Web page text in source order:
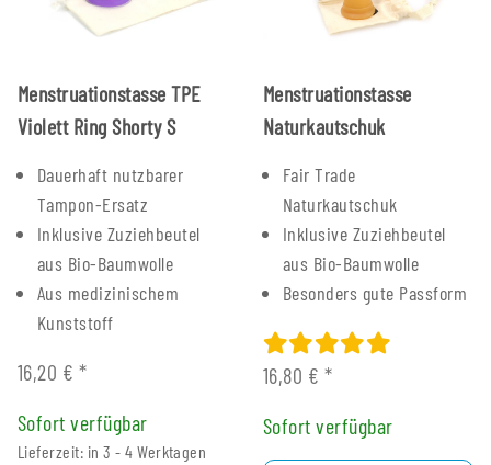
Menstruationstasse TPE
Violett Ring Shorty S
Dauerhaft nutzbarer
Tampon-Ersatz
Inklusive Zuziehbeutel
aus Bio-Baumwolle
Aus medizinischem
Kunststoff
16,20 € *
Sofort verfügbar
Lieferzeit: in 3 - 4 Werktagen
Menstruationstasse
Naturkautschuk
Fair Trade
Naturkautschuk
Inklusive Zuziehbeutel
aus Bio-Baumwolle
Besonders gute Passform
16,80 € *
Sofort verfügbar